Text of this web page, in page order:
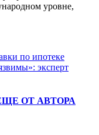
уровне,
по ипотеке
эксперт
ОТ АВТОРА